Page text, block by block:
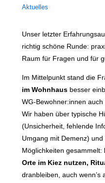
Aktuelles
Unser letzter
richtig schöne Runde:
Raum für Fragen und für
Im Mittelpunkt stand die
im Wohnhausbesser
WG-Bewohner:innen
Wir haben über typische
(Unsicherheit, fehlende
Umgang mit Demenz)
Möglichkeiten gesammelt:
Orte im Kiez nutzen,
dranbleiben, auch wenn’s